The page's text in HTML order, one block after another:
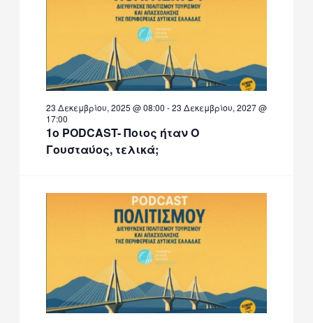
1ο PODCAST- Ποιος ήταν Ο
Γουσταύος, τελικά;
23 Δεκεμβρίου, 2025 @ 08:00 -23 Δεκεμβρίου, 2027 @
17:00